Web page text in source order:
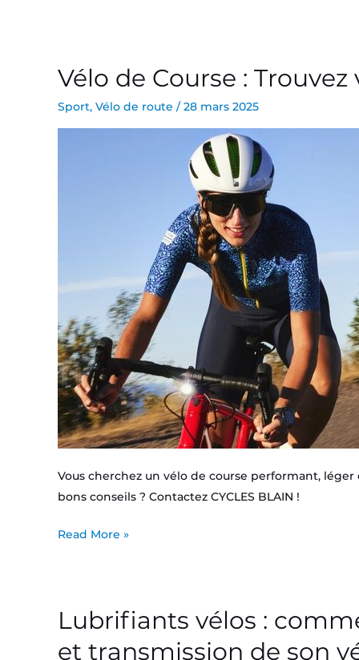
Vélo de Course :
Sport, Vélo de route /28 mars 2025
Vous cherchez un vélo de course performant,
bons conseils ? Contactez CYCLES BLAIN !
Vélo
Course
Read More »
Lubrifiants vélos :
et transmission de son
Lubrifiants
: